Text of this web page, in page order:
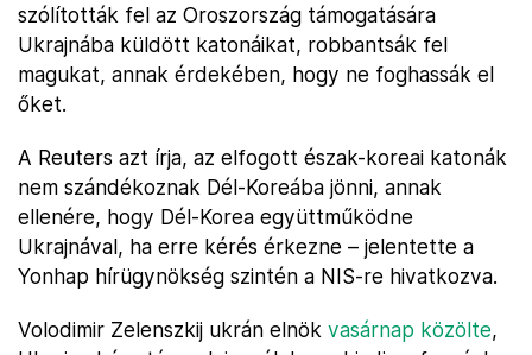
szólították fel az Oroszország támogatására
Ukrajnába küldött katonáikat, robbantsák fel
magukat, annak érdekében, hogy ne foghassák el
őket.
A Reuters azt írja, az elfogott észak-koreai katonák
nem szándékoznak Dél-Koreába jönni, annak
ellenére, hogy Dél-Korea együttműködne
Ukrajnával, ha erre kérés érkezne – jelentette a
Yonhap hírügynökség szintén a NIS-re hivatkozva.
Volodimir Zelenszkij ukrán elnök vasárnap közölte,